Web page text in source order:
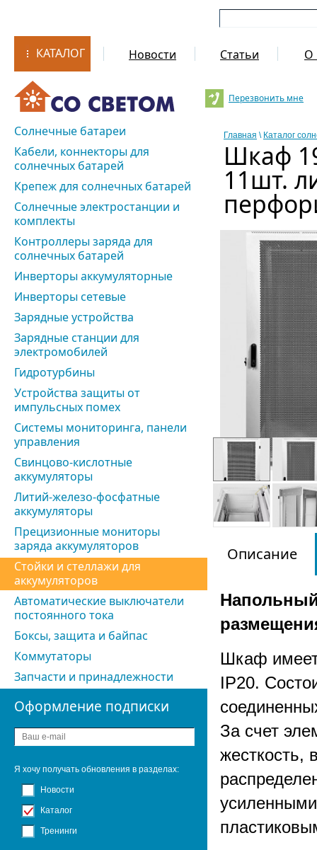
КАТАЛОГ Новости Статьи О
Перезвонить мне
Солнечные батареи
Кабели, коннекторы для
солнечных батарей
Крепеж для солнечных батарей
Солнечные электростанции и
комплекты
Контроллеры заряда для
солнечных батарей
Инверторы аккумуляторные
Инверторы сетевые
Зарядные устройства
Зарядные станции для
электромобилей
Гидротурбины
Устройства защиты от
импульсных помех
Системы мониторинга, панели
управления
Свинцово-кислотные
аккумуляторы
Литий-железо-фосфатные
аккумуляторы
Прецизионные мониторы
заряда аккумуляторов
Стойки и стеллажи для
аккумуляторов
Автоматические выключатели
постоянного тока
Боксы, защита и байпас
Коммутаторы
Запчасти и принадлежности
Оформление подписки
Я хочу получать обновления в разделах:
Новости
Каталог
Тренинги
Главная \ Каталог
Шкаф
11шт.
Описание
Шкаф
IP20.
За счет
жесткость,